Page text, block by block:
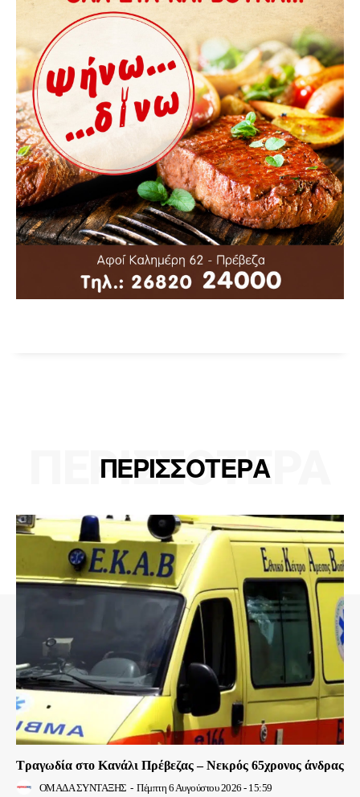
ΠΕΡΙΣΣΟΤΕΡΑ
ΠΕΡΙΣΣΟΤΕΡΑ
Τραγωδία στο Κανάλι Πρέβεζας – Νεκρός 65χρονος άνδρας
ΟΜΑΔΑ ΣΥΝΤΑΞΗΣ - Πέμπτη 6 Αυγούστου 2026 - 15:59